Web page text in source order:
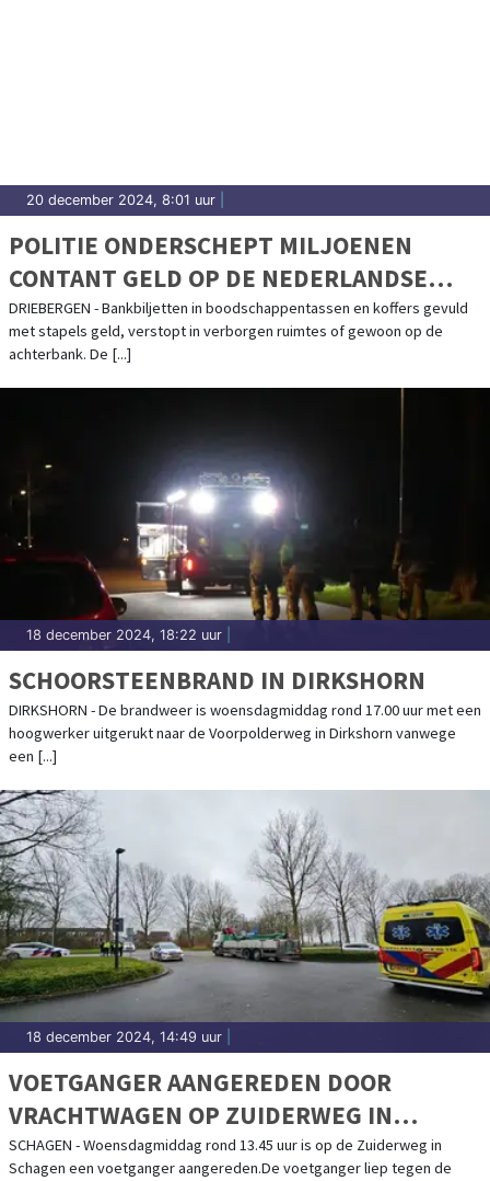
20 december 2024, 8:01 uur
POLITIE ONDERSCHEPT MILJOENEN
CONTANT GELD OP DE NEDERLANDSE
WEGEN
DRIEBERGEN - Bankbiljetten in boodschappentassen en koffers gevuld
met stapels geld, verstopt in verborgen ruimtes of gewoon op de
achterbank. De [...]
18 december 2024, 18:22 uur
SCHOORSTEENBRAND IN DIRKSHORN
DIRKSHORN - De brandweer is woensdagmiddag rond 17.00 uur met een
hoogwerker uitgerukt naar de Voorpolderweg in Dirkshorn vanwege
een [...]
18 december 2024, 14:49 uur
VOETGANGER AANGEREDEN DOOR
VRACHTWAGEN OP ZUIDERWEG IN
SCHAGEN
SCHAGEN - Woensdagmiddag rond 13.45 uur is op de Zuiderweg in
Schagen een voetganger aangereden.De voetganger liep tegen de